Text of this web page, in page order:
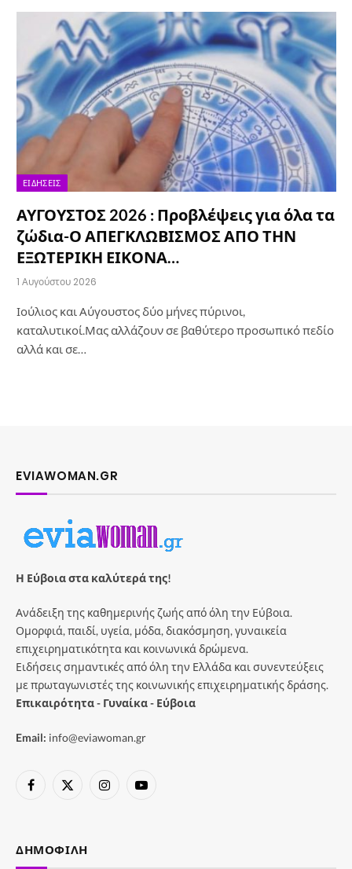
ΕΙΔΉΣΕΙΣ
ΑΥΓΟΥΣΤΟΣ 2026 : Προβλέψεις για όλα τα
ζώδια-Ο ΑΠΕΓΚΛΩΒΙΣΜΟΣ ΑΠΟ ΤΗΝ
ΕΞΩΤΕΡΙΚΗ ΕΙΚΟΝΑ…
1 Αυγούστου 2026
Ιούλιος και Αύγουστος δύο μήνες πύρινοι,
καταλυτικοί.Μας αλλάζουν σε βαθύτερο προσωπικό πεδίο
αλλά και σε…
EVIAWOMAN.GR
Η Εύβοια στα καλύτερά της!
Ανάδειξη της καθημερινής ζωής από όλη την Εύβοια.
Ομορφιά, παιδί, υγεία, μόδα, διακόσμηση, γυναικεία
επιχειρηματικότητα και κοινωνικά δρώμενα.
Ειδήσεις σημαντικές από όλη την Ελλάδα και συνεντεύξεις
με πρωταγωνιστές της κοινωνικής επιχειρηματικής δράσης.
Επικαιρότητα - Γυναίκα - Εύβοια
Email: info@eviawoman.gr
Facebook
X
InstagramYouTube
ΔΗΜΟΦΙΛΉ